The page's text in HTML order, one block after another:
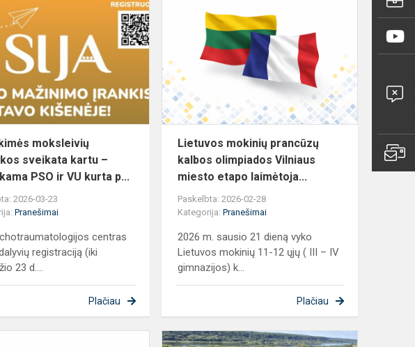
Rūpinkimės
moksleivių
psichikos
sveikata
kartu
–
nemokama
moksleivių
sveikata kartu –
PSO ir VU kurta p...
2026-03-23
Pranešimai
centras
registraciją (iki
23 d....
Plačiau
Lietuvos
mokinių
prancūzų
kalbos
Vilniaus
miesto...
Lietuvos mokinių prancūzų
kalbos olimpiados Vilniaus
miesto etapo laimėtoja...
Paskelbta: 2026-02-28
Kategorija:Pranešimai
2026 m. sausio 21 dieną vyko
Lietuvos mokinių 11-12 ųjų ( III – IV
gimnazijos) k...
Plačiau
2026
Skatinamoji